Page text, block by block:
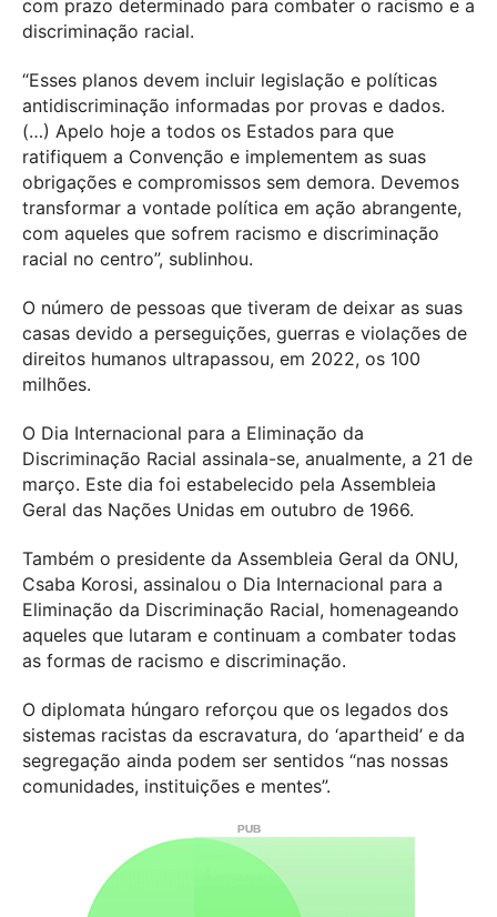
com prazo determinado para combater o racismo e a
discriminação racial.
“Esses planos devem incluir legislação e políticas
antidiscriminação informadas por provas e dados.
(…) Apelo hoje a todos os Estados para que
ratifiquem a Convenção e implementem as suas
obrigações e compromissos sem demora. Devemos
transformar a vontade política em ação abrangente,
com aqueles que sofrem racismo e discriminação
racial no centro”, sublinhou.
O número de pessoas que tiveram de deixar as suas
casas devido a perseguições, guerras e violações de
direitos humanos ultrapassou, em 2022, os 100
milhões.
O Dia Internacional para a Eliminação da
Discriminação Racial assinala-se, anualmente, a 21 de
março. Este dia foi estabelecido pela Assembleia
Geral das Nações Unidas em outubro de 1966.
Também o presidente da Assembleia Geral da ONU,
Csaba Korosi, assinalou o Dia Internacional para a
Eliminação da Discriminação Racial, homenageando
aqueles que lutaram e continuam a combater todas
as formas de racismo e discriminação.
O diplomata húngaro reforçou que os legados dos
sistemas racistas da escravatura, do ‘apartheid’ e da
segregação ainda podem ser sentidos “nas nossas
comunidades, instituições e mentes”.